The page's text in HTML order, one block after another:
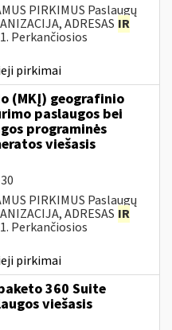
PIRKIMUS Paslaugų
ADRESAS IR
Perkančiosios
pirkimai
(MKĮ) geografinio
paslaugos bei
programinės
viešasis
PIRKIMUS Paslaugų
ADRESAS IR
Perkančiosios
pirkimai
360 Suite
viešasis